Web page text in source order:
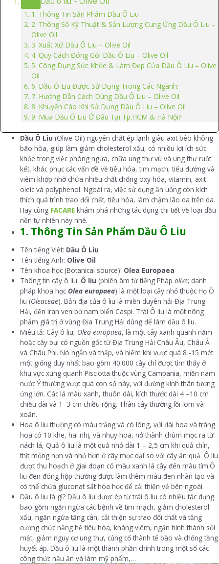
1. Thông Tin Sản Phẩm Dầu Ô Liu
2. Thông Số Kỹ Thuật & Sản Lượng Cung Ứng Dầu Ô Liu –
Olive Oil
3. Xuất Xứ Dầu Ô Liu – Olive Oil
4. Quy Cách Đóng Gói Dầu Ô Liu – Olive Oil
5. Công Dụng Sức Khỏe & Làm Đẹp Của Dầu Ô Liu – Olive
Oil
6. Dầu Ô Liu Được Sử Dụng Trong Các Ngành:
7. Hướng Dẫn Cách Dùng Dầu Ô Liu – Olive Oil
8. Khuyến Cáo Khi Sử Dụng Dầu Ô Liu – Olive Oil
9. Mua Dầu Ô Liu Ở Đâu Tại Tp.HCM & Hà Nội?
Dầu Ô Liu (Olive Oil) nguyên chất ép lạnh giàu axit béo không
bão hòa, giúp làm giảm cholesterol xấu, có nhiều lợi ích sức
khỏe trong việc phòng ngừa, chữa ung thư vú và ung thư ruột
kết, khắc phục các vấn đề về tiêu hóa, tim mạch, tiểu đường và
viêm khớp nhờ chứa nhiều chất chống oxy hóa, vitamin, axit
oleic và polyphenol. Ngoài ra, việc sử dụng ăn uống còn kích
thích quá trình trao đổi chất, tiêu hóa, làm chậm lão da trên da.
Hãy cùng FACARE khám phá những tác dụng chi tiết về loại dầu
nền tự nhiên này nhé.
1. Thông Tin Sản Phẩm Dầu Ô Liu
Tên tiếng Việt: Dầu Ô Liu
Tên tiếng Anh: Olive Oil
Tên khoa học (Botanical source): Olea Europaea
Thông tin cây ô liu: Ô liu (phiên âm từ tiếng Phápolive; danh
pháp khoa họcOlea europaea) là một loại cây nhỏ thuộc Họ Ô
liu (Oleaceae). Bản địa của ô liu là miền duyên hải Địa Trung
Hải, đến Iran ven bờ nam biển Caspi. Trái Ô liu là một nông
phẩm giá trị ở vùng Địa Trung Hải dùng để làm dầu ô liu.
Miêu tả: Cây ô liu, Olea europaea, là một cây xanh quanh năm
hoặc cây bụi có nguồn gốc từ Địa Trung Hải Châu Âu, Châu Á
và Châu Phi. Nó ngắn và thấp, và hiếm khi vượt quá 8 -15 mét.
một giống duy nhất bao gồm 40.000 cây chỉ được tìm thấy ở
khu vực xung quanh Pisciotta thuộc vùng Campania, miền nam
nước Ý thường vượt quá con số này, với đường kính thân tương
ứng lớn. Các lá màu xanh, thuôn dài, kích thước dài 4 –10 cm
chiều dài và 1–3 cm chiều rộng. Thân cây thường lồi lõm và
xoắn.
Hoa ô liu thường có màu trắng và có lông, với đài hoa và tràng
hoa có 10 khe, hai nhị, và nhụy hoa, nở thành chùm mọc ra từ
nách lá, Quả ô liu là một quả nhỏ dài 1 – 2,5 cm khi quả chín,
thịt mỏng hơn và nhỏ hơn ở cây mọc dại so với cây ăn quả. Ô liu
được thu hoạch ở giai đoạn có màu xanh lá cây đến màu tím.Ô
liu đen đóng hộp thường được làm thêm màu đen nhân tạo và
có thể chứa gluconat sắt hóa học để cải thiện vẻ bên ngoài.
Dầu ô liu là gì? Dầu ô liu được ép từ trái ô liu có nhiều tác dụng
bao gồm ngăn ngừa các bệnh về tim mạch, giảm cholesterol
xấu, ngăn ngừa tăng cân, cải thiện sự trao đổi chất và tăng
cường chức năng hệ tiêu hóa, kháng viêm, ngăn hình thành sỏi
mật, giảm nguy cơ ung thư, củng cố thành tế bào và chống tăng
huyết áp. Dầu ô liu là một thành phần chính trong một số các
công thức nấu ăn và làm mỹ phẩm,…